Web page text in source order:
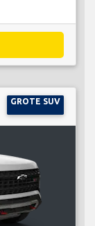
GROTE SUV